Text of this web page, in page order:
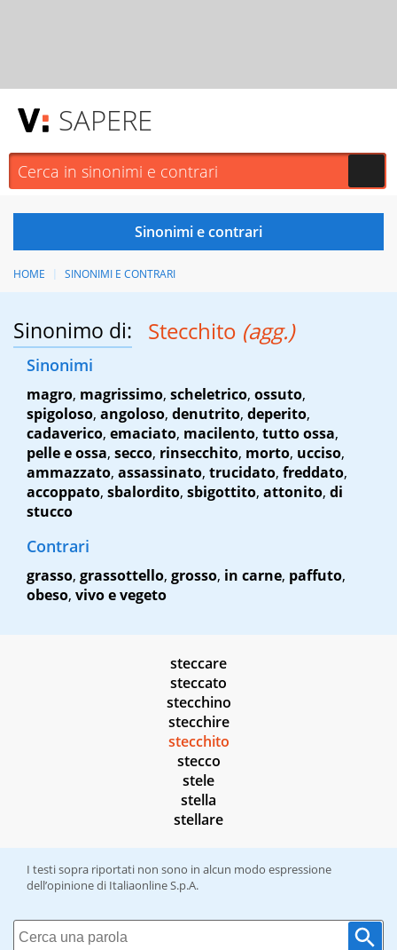
SAPERE
HOME SINONIMI E CONTRARI
Sinonimo di: Stecchito (agg.)
Sinonimi
magro, magrissimo, scheletrico, ossuto,
spigoloso, angoloso, denutrito, deperito,
cadaverico, emaciato, macilento, tutto ossa,
pelle e ossa, secco, rinsecchito, morto, ucciso,
ammazzato, assassinato, trucidato, freddato,
accoppato, sbalordito, sbigottito, attonito, di
stucco
Contrari
grasso, grassottello, grosso, in carne, paffuto,
obeso, vivo e vegeto
steccare
steccato
stecchino
stecchire
stecchito
stecco
stele
stella
stellare
I testi sopra riportati non sono in alcun modo espressione
dell’opinione di Italiaonline S.p.A.